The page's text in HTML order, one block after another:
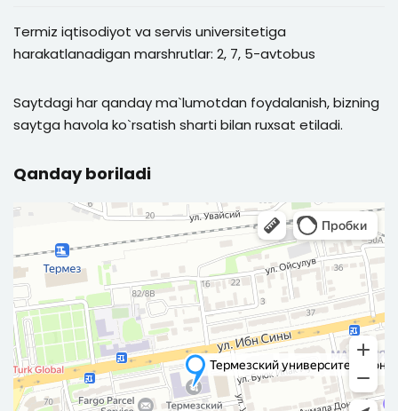
Termiz iqtisodiyot va servis universitetiga
harakatlanadigan marshrutlar: 2, 7, 5-avtobus
Saytdagi har qanday ma`lumotdan foydalanish, bizning
saytga havola ko`rsatish sharti bilan ruxsat etiladi.
Qanday boriladi